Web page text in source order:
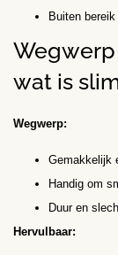
Buiten
Wegwerp
wat is
Wegwerp:
Gemakkelijk
Handig om
Duur en
Hervulbaar: